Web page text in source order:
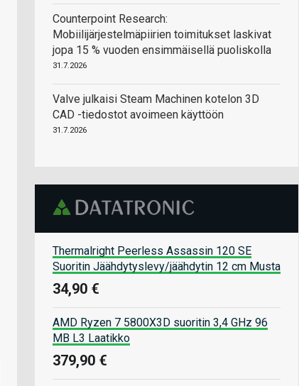
Counterpoint Research:
Mobiilijärjestelmäpiirien toimitukset laskivat
jopa 15 % vuoden ensimmäisellä puoliskolla
31.7.2026
Valve julkaisi Steam Machinen kotelon 3D
CAD -tiedostot avoimeen käyttöön
31.7.2026
Thermalright Peerless Assassin 120 SE
Suoritin Jäähdytyslevy/jäähdytin 12 cm Musta
34,90 €
AMD Ryzen 7 5800X3D suoritin 3,4 GHz 96
MB L3 Laatikko
379,90 €